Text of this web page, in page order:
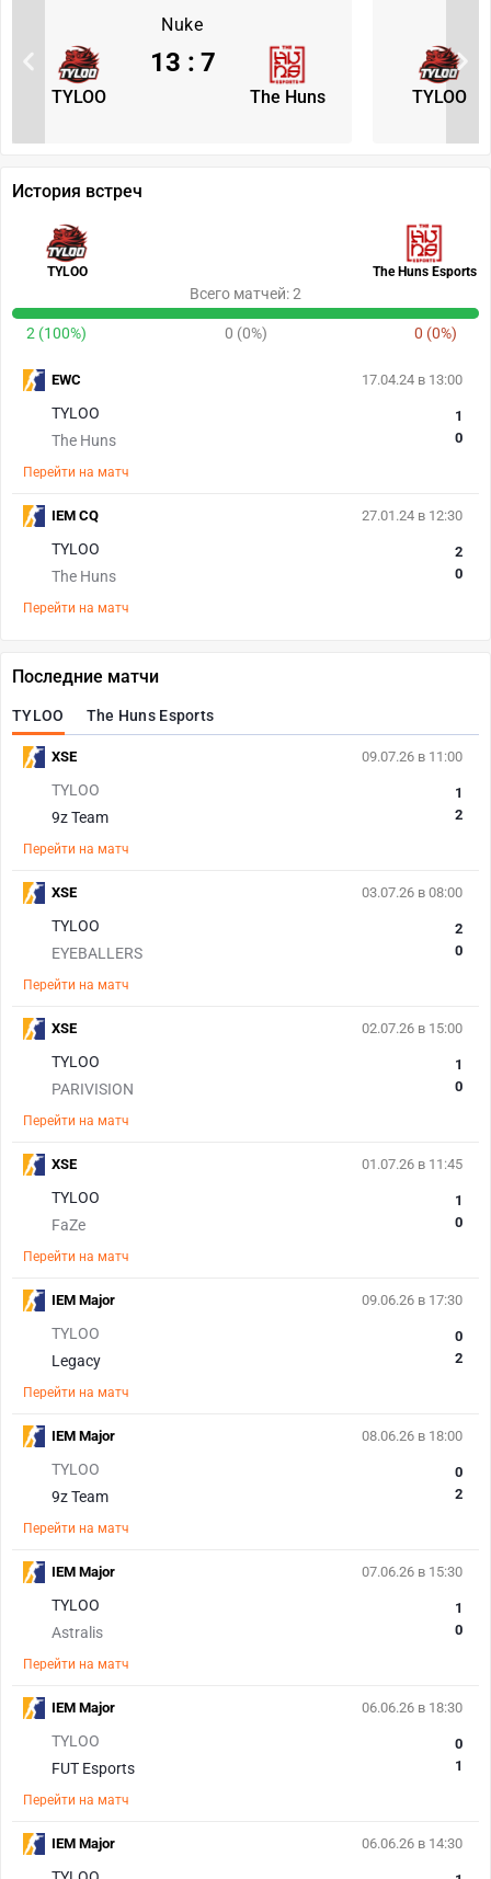
Nuke
TYLOO The Huns
13 : 7
TYLOO
История встреч
TYLOO The Huns Esports
Всего матчей: 2
2 (100%) 0 (0%) 0 (0%)
17.04.24 в 13:00
TYLOO
The Huns
1
0
Перейти на матч
EWC
27.01.24 в 12:30
TYLOO
The Huns
2
0
Перейти на матч
IEM CQ
Последние матчи
TYLOO The Huns Esports
09.07.26 в 11:00
TYLOO
9z Team
1
2
Перейти на матч
XSE
03.07.26 в 08:00
TYLOO
EYEBALLERS
2
0
Перейти на матч
XSE
02.07.26 в 15:00
TYLOO
PARIVISION
1
0
Перейти на матч
XSE
01.07.26 в 11:45
TYLOO
FaZe
1
0
Перейти на матч
XSE
09.06.26 в 17:30
TYLOO
Legacy
0
2
Перейти на матч
IEM Major
08.06.26 в 18:00
TYLOO
9z Team
0
2
Перейти на матч
IEM Major
07.06.26 в 15:30
TYLOO
Astralis
1
0
Перейти на матч
IEM Major
06.06.26 в 18:30
TYLOO
FUT Esports
0
1
Перейти на матч
IEM Major
06.06.26 в 14:30
IEM Major